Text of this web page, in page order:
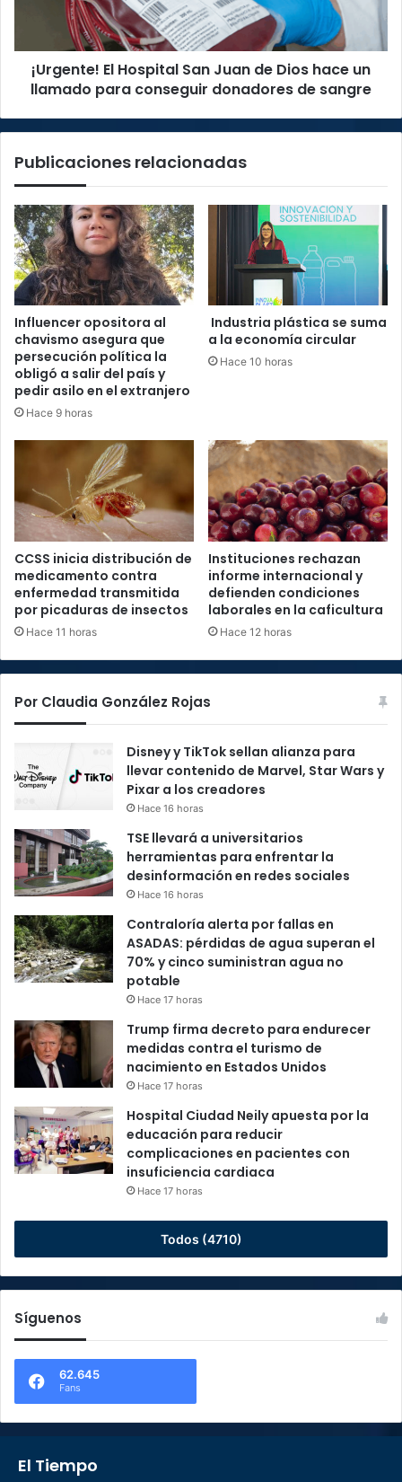
un
llamado
para
donadores
sangre
¡Urgente! El Hospital San Juan de Dios hace un
llamado para conseguir donadores de sangre
Publicaciones relacionadas
Influencer opositora al
chavismo asegura que
persecución política la
obligó a salir del país y
pedir asilo en el extranjero
Hace 9 horas
Industria plástica se suma
a la economía circular
Hace 10 horas
CCSS inicia distribución de
medicamento contra
enfermedad transmitida
por picaduras de insectos
Hace 11 horas
Instituciones rechazan
informe internacional y
defienden condiciones
laborales en la caficultura
Hace 12 horas
Por Claudia González Rojas
Disney y TikTok sellan alianza para
llevar contenido de Marvel, Star Wars y
Pixar a los creadores
Hace 16 horas
TSE llevará a universitarios
herramientas para enfrentar la
desinformación en redes sociales
Hace 16 horas
Contraloría alerta por fallas en
ASADAS: pérdidas de agua superan el
70% y cinco suministran agua no
potable
Hace 17 horas
Trump firma decreto para endurecer
medidas contra el turismo de
nacimiento en Estados Unidos
Hace 17 horas
Hospital Ciudad Neily apuesta por la
educación para reducir
complicaciones en pacientes con
insuficiencia cardiaca
Hace 17 horas
Todos (4710)
Síguenos
62.645
Fans
El Tiempo